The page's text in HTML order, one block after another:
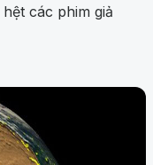
các phim giả